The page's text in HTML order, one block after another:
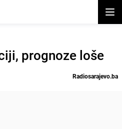
prognoze loše
Radiosarajevo.ba